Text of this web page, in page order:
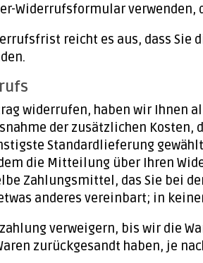
Widerrufsformular verwenden,
reicht es aus, dass
widerrufen, haben wir Ihnen
der zusätzlichen Kosten,
Standardlieferung
die Mitteilung über Ihren
Zahlungsmittel, das Sie bei
anderes vereinbart; in
verweigern, bis wir die
zurückgesandt haben, je